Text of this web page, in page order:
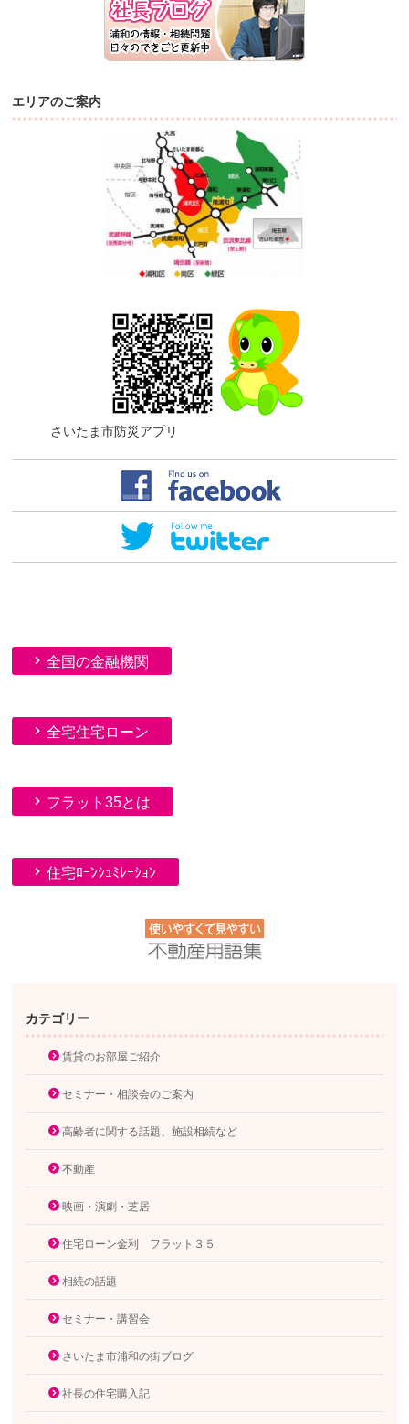
エリアのご案内
さいたま市防災アプリ
全国の金融機関
全宅住宅ローン
フラット35とは
住宅ﾛｰﾝｼｭﾐﾚｰｼｮﾝ
カテゴリー
賃貸のお部屋ご紹介
セミナー・相談会のご案内
高齢者に関する話題、施設相続など
不動産
映画・演劇・芝居
住宅ローン金利 フラット３５
相続の話題
セミナー・講習会
さいたま市浦和の街ブログ
社長の住宅購入記